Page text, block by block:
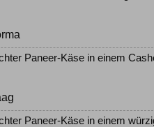
Paneer-Käse in einem
Paneer-Käse in einem